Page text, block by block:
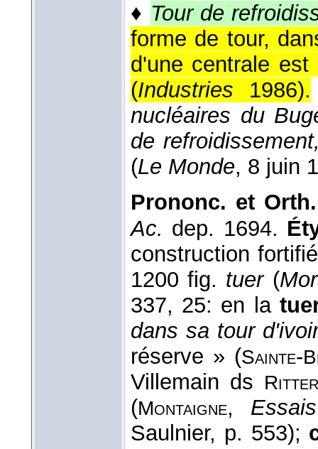
♦ Tour de
forme de tour,
d'une centrale
(Industries 1986).
nucléaires du
de
(Le Monde, 8 juin
Prononc. et
Ac. dep. 1694.
construction
1200 fig. tuer(
337, 25: en la
dans sa tour
réserve » (Sainte-
Villemain ds Ritter
(Montaigne, Essais
Saulnier, p. 553);